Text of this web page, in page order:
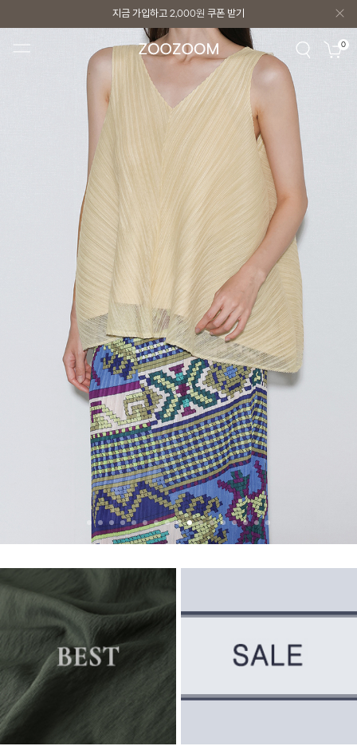
지금 가입하고 2,000원 쿠폰 받기
지금 가입하고 2,000원 쿠폰 받기 0